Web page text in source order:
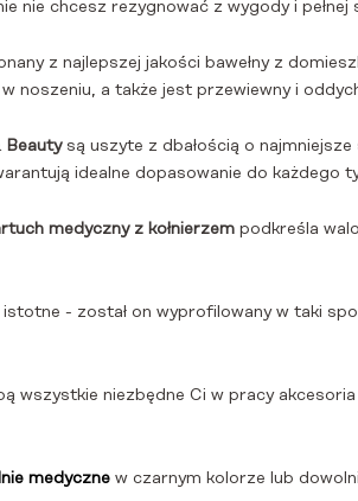
nie chcesz rezygnować z wygody i
z najlepszej jakości bawełny z
noszeniu, a także jest przewiewny i
Beautysą uszyte z dbałością o najmniejsze
idealne dopasowanie do każdego
medyczny z kołnierzem podkreśla
- został on wyprofilowany w taki
wszystkie niezbędne Ci w pracy
medyczne w czarnym kolorze lub